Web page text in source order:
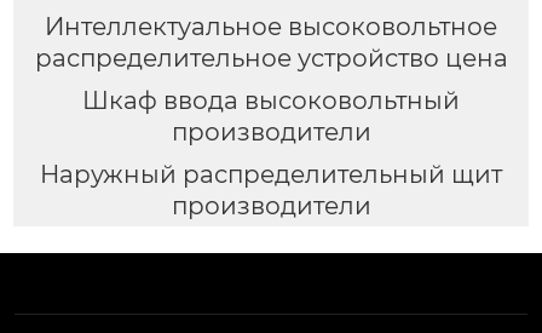
Интеллектуальное высоковольтное
распределительное устройство цена
Шкаф ввода высоковольтный
производители
Наружный распределительный щит
производители